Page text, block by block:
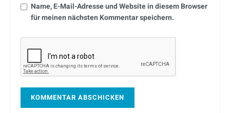
Name, E-Mail-Adresse und Website in diesem Browser
für meinen nächsten Kommentar speichern.